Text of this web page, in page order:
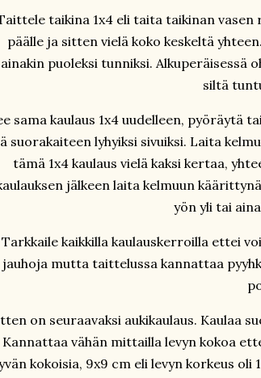
taikina 1x4 eli taita taikinan
päälle ja sitten vielä koko keskeltä
ainakin puoleksi tunniksi. Alkuperäisessä
siltä
sama kaulaus 1x4 uudelleen, pyöräytä
suorakaiteen lyhyiksi sivuiksi. Laita
tämä 1x4 kaulaus vielä kaksi kertaa,
jälkeen laita kelmuun
yön yli tai
Tarkkaile kaikkilla kaulauskerroilla ettei
jauhoja mutta taittelussa kannattaa
on seuraavaksi aukikaulaus. Kaulaa
Kannattaa vähän mittailla levyn kokoa
kokoisia, 9x9 cm eli levyn korkeus